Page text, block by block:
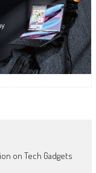
on Tech Gadgets